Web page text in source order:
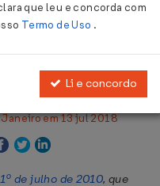
12/07/2018
em 13 jul 2018
de julho de 2010, que
que leu e concorda com
Termo de Uso .
Li e concordo